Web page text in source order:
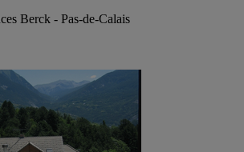
Berck - Pas-de-Calais